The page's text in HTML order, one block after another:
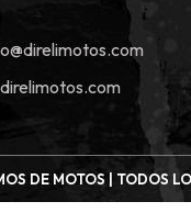
DE MOTOS | TODOS